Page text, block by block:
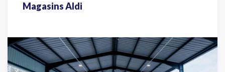
Magasins Aldi